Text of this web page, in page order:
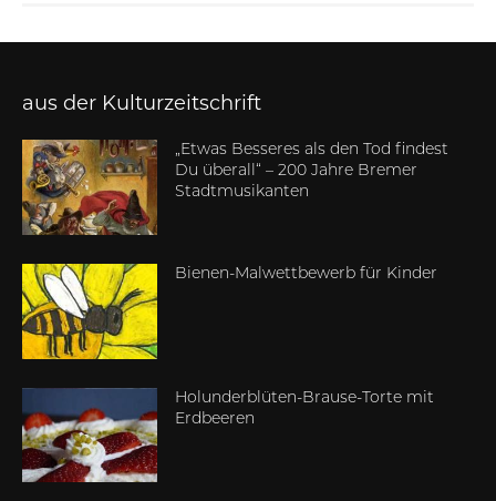
aus der Kulturzeitschrift
„Etwas Besseres als den Tod findest
Du überall“ – 200 Jahre Bremer
Stadtmusikanten
Bienen-Malwettbewerb für Kinder
Holunderblüten-Brause-Torte mit
Erdbeeren